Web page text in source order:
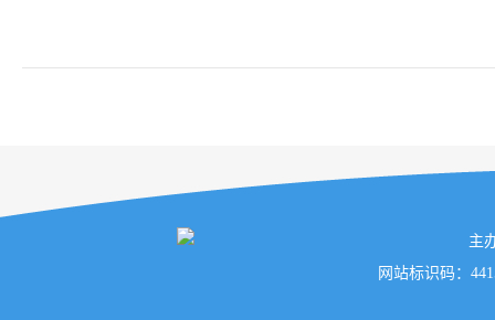
主
网站标识码：